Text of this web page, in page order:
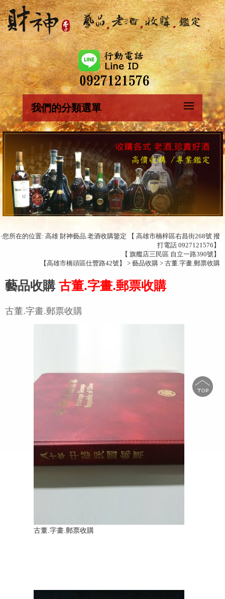
我們的分類選單
‧您所在的位置: 高雄 財神藝品.老酒收購鑒定 【 高雄市楠梓區右昌街268號 撥
打電話 0927121576】
【 旗艦店三民區 自立一路390號】
【高雄市橋頭區仕豐路42號】 > 藝品收購 > 古董.字畫.郵票收購
藝品收購古董.字畫.郵票收購
古董.字畫.郵票收購
古董.字畫.郵票收購